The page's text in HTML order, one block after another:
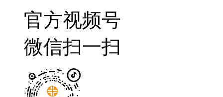
官方视频号
微信扫一扫